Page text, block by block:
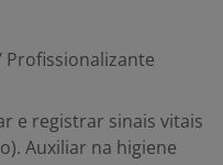
e registrar sinais vitais
Auxiliar na higiene